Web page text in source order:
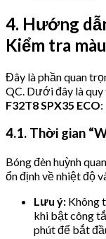
4. Hướng
Kiểm tra
Đây là phần quan
QC. Dưới đây là
F32T8 SPX35 ECO:
4.1. Thời gian
Bóng đèn huỳnh
ổn định về nhiệt độ
Lưu ý: Không
khi bật công
phút để bắt